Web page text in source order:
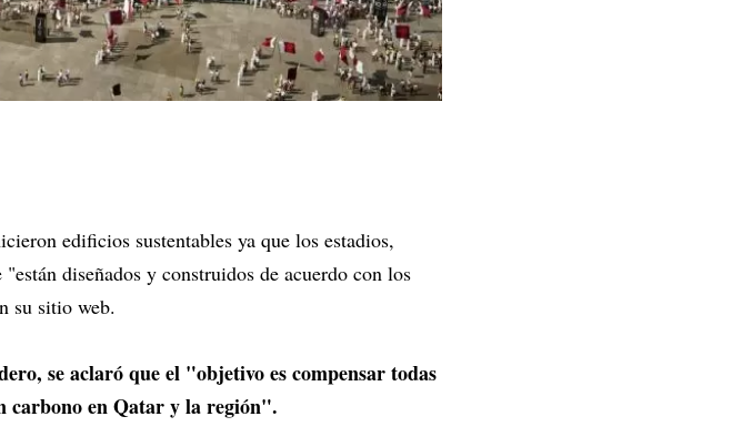
edificios sustentables ya que los estadios,
diseñados y construidos de acuerdo con los
su sitio web.
se aclaró que el "objetivo es compensar todas
carbono en Qatar y la región".